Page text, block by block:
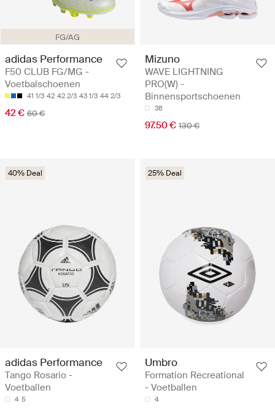
FG/AG
adidas Performance
F50 CLUB FG/MG -
Voetbalschoenen
41 1/3 42 42 2/3 43 1/3 44 2/3
42 € 60 €
Mizuno
WAVE LIGHTNING
PRO(W) -
Binnensportschoenen
38
97.50 € 130 €
40% Deal
adidas Performance
Tango Rosario -
Voetballen
4 5
25% Deal
Umbro
Formation Recreational
- Voetballen
4